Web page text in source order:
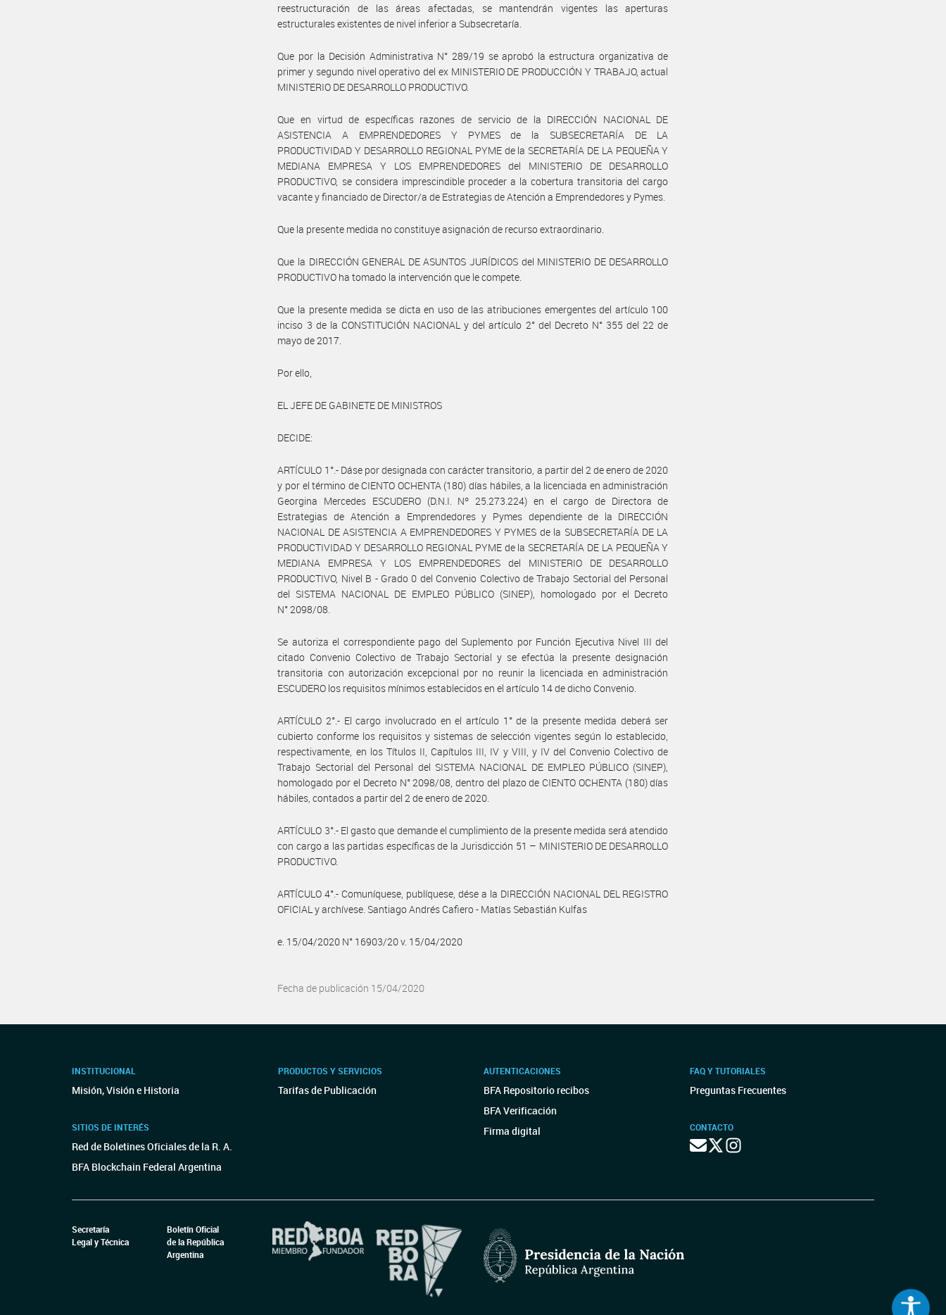
reestructuración de las áreas afectadas, se mantendrán vigentes las aperturas
estructurales existentes de nivel inferior a Subsecretaría.
Que por la Decisión Administrativa N° 289/19 se aprobó la estructura organizativa de
primer y segundo nivel operativo del ex MINISTERIO DE PRODUCCIÓN Y TRABAJO, actual
MINISTERIO DE DESARROLLO PRODUCTIVO.
Que en virtud de específicas razones de servicio de la DIRECCIÓN NACIONAL DE
ASISTENCIA A EMPRENDEDORES Y PYMES de la SUBSECRETARÍA DE LA
PRODUCTIVIDAD Y DESARROLLO REGIONAL PYME de la SECRETARÍA DE LA PEQUEÑA Y
MEDIANA EMPRESA Y LOS EMPRENDEDORES del MINISTERIO DE DESARROLLO
PRODUCTIVO, se considera imprescindible proceder a la cobertura transitoria del cargo
vacante y financiado de Director/a de Estrategias de Atención a Emprendedores y Pymes.
Que la presente medida no constituye asignación de recurso extraordinario.
Que la DIRECCIÓN GENERAL DE ASUNTOS JURÍDICOS del MINISTERIO DE DESARROLLO
PRODUCTIVO ha tomado la intervención que le compete.
Que la presente medida se dicta en uso de las atribuciones emergentes del artículo 100
inciso 3 de la CONSTITUCIÓN NACIONAL y del artículo 2° del Decreto N° 355 del 22 de
mayo de 2017.
Por ello,
EL JEFE DE GABINETE DE MINISTROS
DECIDE:
ARTÍCULO 1°.- Dáse por designada con carácter transitorio, a partir del 2 de enero de 2020
y por el término de CIENTO OCHENTA (180) días hábiles, a la licenciada en administración
Georgina Mercedes ESCUDERO (D.N.I. Nº 25.273.224) en el cargo de Directora de
Estrategias de Atención a Emprendedores y Pymes dependiente de la DIRECCIÓN
NACIONAL DE ASISTENCIA A EMPRENDEDORES Y PYMES de la SUBSECRETARÍA DE LA
PRODUCTIVIDAD Y DESARROLLO REGIONAL PYME de la SECRETARÍA DE LA PEQUEÑA Y
MEDIANA EMPRESA Y LOS EMPRENDEDORES del MINISTERIO DE DESARROLLO
PRODUCTIVO, Nivel B - Grado 0 del Convenio Colectivo de Trabajo Sectorial del Personal
del SISTEMA NACIONAL DE EMPLEO PÚBLICO (SINEP), homologado por el Decreto
N° 2098/08.
Se autoriza el correspondiente pago del Suplemento por Función Ejecutiva Nivel III del
citado Convenio Colectivo de Trabajo Sectorial y se efectúa la presente designación
transitoria con autorización excepcional por no reunir la licenciada en administración
ESCUDERO los requisitos mínimos establecidos en el artículo 14 de dicho Convenio.
ARTÍCULO 2°.- El cargo involucrado en el artículo 1° de la presente medida deberá ser
cubierto conforme los requisitos y sistemas de selección vigentes según lo establecido,
respectivamente, en los Títulos II, Capítulos III, IV y VIII, y IV del Convenio Colectivo de
Trabajo Sectorial del Personal del SISTEMA NACIONAL DE EMPLEO PÚBLICO (SINEP),
homologado por el Decreto N° 2098/08, dentro del plazo de CIENTO OCHENTA (180) días
hábiles, contados a partir del 2 de enero de 2020.
ARTÍCULO 3°.- El gasto que demande el cumplimiento de la presente medida será atendido
con cargo a las partidas específicas de la Jurisdicción 51 – MINISTERIO DE DESARROLLO
PRODUCTIVO.
ARTÍCULO 4°.- Comuníquese, publíquese, dése a la DIRECCIÓN NACIONAL DEL REGISTRO
OFICIAL y archívese. Santiago Andrés Cafiero - Matías Sebastián Kulfas
e. 15/04/2020 N° 16903/20 v. 15/04/2020
Fecha de publicación 15/04/2020
INSTITUCIONAL
Misión, Visión e Historia
SITIOS DE INTERÉS
Red de Boletines Oficiales de la R. A.
BFA Blockchain Federal Argentina
PRODUCTOS Y SERVICIOS
Tarifas de Publicación
AUTENTICACIONES
BFA Repositorio recibos
BFA Verificación
Firma digital
FAQ Y TUTORIALES
Preguntas Frecuentes
CONTACTO
Secretaría
Legal y Técnica
Boletín Oficial
de la República
Argentina